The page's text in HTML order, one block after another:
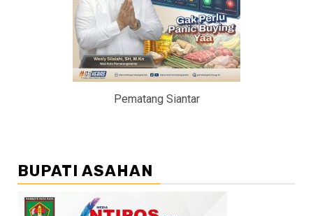
Pematang Siantar
BUPATI ASAHAN